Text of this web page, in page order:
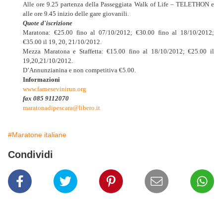
Alle ore 9.25 partenza della Passeggiata Walk of Life – TELETHON e
alle ore 9.45 inizio delle gare giovanili.
Quote d'iscrizione
Maratona: €25.00 fino al 07/10/2012; €30.00 fino al 18/10/2012;
€35.00 il 19, 20, 21/10/2012.
Mezza Maratona e Staffetta: €15.00 fino al 18/10/2012; €25.00 il
19,20,21/10/2012.
D’Annunzianina e non competitiva €5.00.
Informazioni
www.farnesevinirun.org
fax 085 9112070
maratonadipescara@libero.it
#Maratone italiane
Condividi